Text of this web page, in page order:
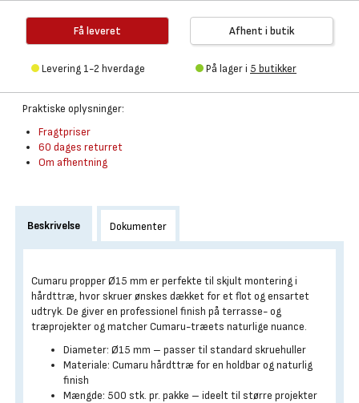
Få leveret
Levering 1-2 hverdage
Afhent i butik
På lager i 5 butikker
Praktiske oplysninger:
Fragtpriser
60 dages returret
Om afhentning
Beskrivelse Dokumenter
Cumaru propper Ø15 mm er perfekte til skjult montering i
hårdttræ, hvor skruer ønskes dækket for et flot og ensartet
udtryk. De giver en professionel finish på terrasse- og
træprojekter og matcher Cumaru-træets naturlige nuance.
Diameter: Ø15 mm – passer til standard skruehuller
Materiale: Cumaru hårdttræ for en holdbar og naturlig
finish
Mængde: 500 stk. pr. pakke – ideelt til større projekter